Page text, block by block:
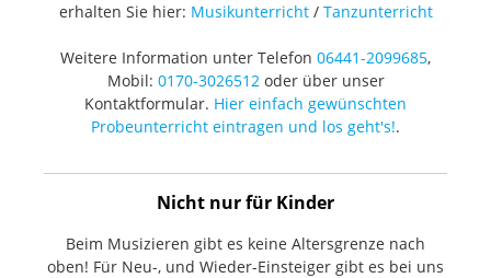
erhalten Sie hier: Musikunterricht/ Tanzunterricht
Weitere Information unter Telefon 06441-2099685,
Mobil: 0170-3026512oder über unser
Kontaktformular. Hier einfach gewünschten
Probeunterricht eintragen und los geht's!.
Nicht nur für Kinder
Beim Musizieren gibt es keine Altersgrenze nach
oben! Für Neu-, und Wieder-Einsteiger gibt es bei uns